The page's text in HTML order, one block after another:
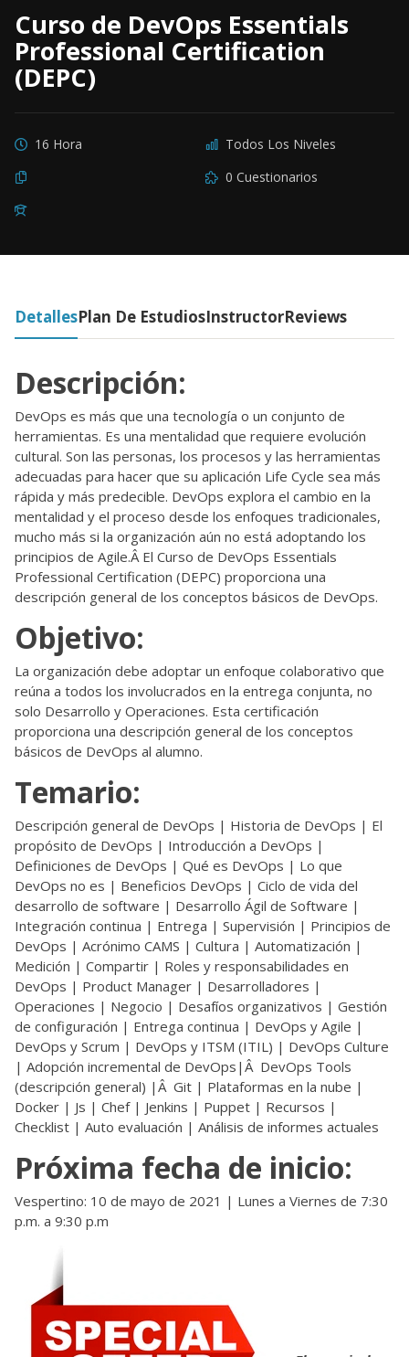
Curso de DevOps Essentials
Professional Certification
(DEPC)
16 Hora
Todos Los Niveles
0 Cuestionarios
DetallesPlan De EstudiosInstructorReviews
Descripción:
DevOps es más que una tecnología o un conjunto de
herramientas. Es una mentalidad que requiere evolución
cultural. Son las personas, los procesos y las herramientas
adecuadas para hacer que su aplicación Life Cycle sea más
rápida y más predecible. DevOps explora el cambio en la
mentalidad y el proceso desde los enfoques tradicionales,
mucho más si la organización aún no está adoptando los
principios de Agile.Â El Curso de DevOps Essentials
Professional Certification (DEPC) proporciona una
descripción general de los conceptos básicos de DevOps.
Objetivo:
La organización debe adoptar un enfoque colaborativo que
reúna a todos los involucrados en la entrega conjunta, no
solo Desarrollo y Operaciones. Esta certificación
proporciona una descripción general de los conceptos
básicos de DevOps al alumno.
Temario:
Descripción general de DevOps | Historia de DevOps | El
propósito de DevOps | Introducción a DevOps |
Definiciones de DevOps | Qué es DevOps | Lo que
DevOps no es | Beneficios DevOps | Ciclo de vida del
desarrollo de software | Desarrollo Ágil de Software |
Integración continua | Entrega | Supervisión | Principios de
DevOps | Acrónimo CAMS | Cultura | Automatización |
Medición | Compartir | Roles y responsabilidades en
DevOps | Product Manager | Desarrolladores |
Operaciones | Negocio | Desafíos organizativos | Gestión
de configuración | Entrega continua | DevOps y Agile |
DevOps y Scrum | DevOps y ITSM (ITIL) | DevOps Culture
| Adopción incremental de DevOps|Â DevOps Tools
(descripción general) |Â Git | Plataformas en la nube |
Docker | Js | Chef | Jenkins | Puppet | Recursos |
Checklist | Auto evaluación | Análisis de informes actuales
Próxima fecha de inicio:
Vespertino: 10 de mayo de 2021 | Lunes a Viernes de 7:30
p.m. a 9:30 p.m